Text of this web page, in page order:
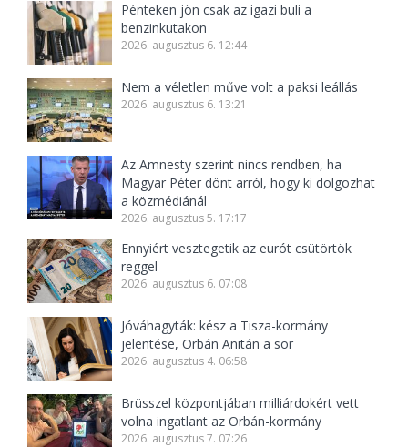
Pénteken jön csak az igazi buli a
benzinkutakon
2026. augusztus 6. 12:44
Nem a véletlen műve volt a paksi leállás
2026. augusztus 6. 13:21
Az Amnesty szerint nincs rendben, ha
Magyar Péter dönt arról, hogy ki dolgozhat
a közmédiánál
2026. augusztus 5. 17:17
Ennyiért vesztegetik az eurót csütörtök
reggel
2026. augusztus 6. 07:08
Jóváhagyták: kész a Tisza-kormány
jelentése, Orbán Anitán a sor
2026. augusztus 4. 06:58
Brüsszel központjában milliárdokért vett
volna ingatlant az Orbán-kormány
2026. augusztus 7. 07:26